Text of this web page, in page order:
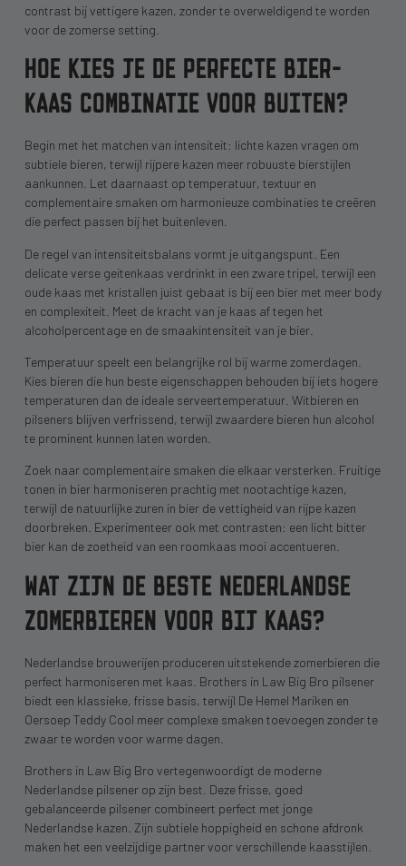
contrast bij vettigere kazen, zonder te overweldigend te worden
voor de zomerse setting.
HOE KIES JE DE PERFECTE BIER-
KAAS COMBINATIE VOOR BUITEN?
Begin met het matchen van intensiteit: lichte kazen vragen om
subtiele bieren, terwijl rijpere kazen meer robuuste bierstijlen
aankunnen. Let daarnaast op temperatuur, textuur en
complementaire smaken om harmonieuze combinaties te creëren
die perfect passen bij het buitenleven.
De regel van intensiteitsbalans vormt je uitgangspunt. Een
delicate verse geitenkaas verdrinkt in een zware tripel, terwijl een
oude kaas met kristallen juist gebaat is bij een bier met meer body
en complexiteit. Meet de kracht van je kaas af tegen het
alcoholpercentage en de smaakintensiteit van je bier.
Temperatuur speelt een belangrijke rol bij warme zomerdagen.
Kies bieren die hun beste eigenschappen behouden bij iets hogere
temperaturen dan de ideale serveertemperatuur. Witbieren en
pilseners blijven verfrissend, terwijl zwaardere bieren hun alcohol
te prominent kunnen laten worden.
Zoek naar complementaire smaken die elkaar versterken. Fruitige
tonen in bier harmoniseren prachtig met nootachtige kazen,
terwijl de natuurlijke zuren in bier de vettigheid van rijpe kazen
doorbreken. Experimenteer ook met contrasten: een licht bitter
bier kan de zoetheid van een roomkaas mooi accentueren.
WAT ZIJN DE BESTE NEDERLANDSE
ZOMERBIEREN VOOR BIJ KAAS?
Nederlandse brouwerijen produceren uitstekende zomerbieren die
perfect harmoniseren met kaas. Brothers in Law Big Bro pilsener
biedt een klassieke, frisse basis, terwijl De Hemel Mariken en
Oersoep Teddy Cool meer complexe smaken toevoegen zonder te
zwaar te worden voor warme dagen.
Brothers in Law Big Bro vertegenwoordigt de moderne
Nederlandse pilsener op zijn best. Deze frisse, goed
gebalanceerde pilsener combineert perfect met jonge
Nederlandse kazen. Zijn subtiele hoppigheid en schone afdronk
maken het een veelzijdige partner voor verschillende kaasstijlen.